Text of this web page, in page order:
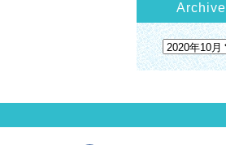
Archive